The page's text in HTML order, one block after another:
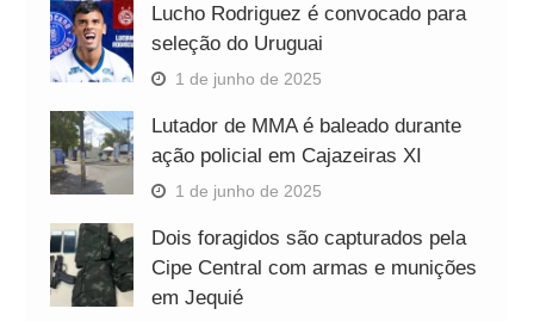
Lucho Rodriguez é convocado para
seleção do Uruguai
1 de junho de 2025
Lutador de MMA é baleado durante
ação policial em Cajazeiras XI
1 de junho de 2025
Dois foragidos são capturados pela
Cipe Central com armas e munições
em Jequié